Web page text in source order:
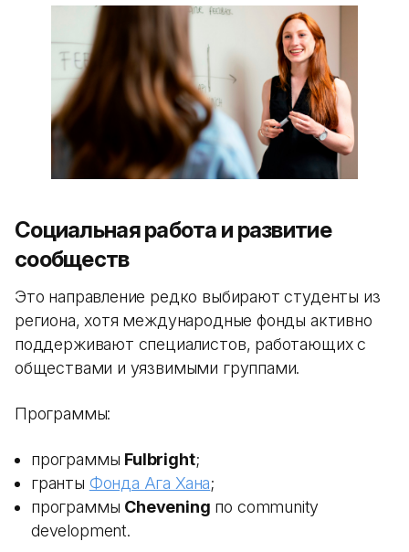
Социальная работа и развитие
сообществ
Это направление редко выбирают студенты из
региона, хотя международные фонды активно
поддерживают специалистов, работающих с
обществами и уязвимыми группами.
Программы:
программы Fulbright;
гранты Фонда Ага Хана;
программы Chevening по community
development.